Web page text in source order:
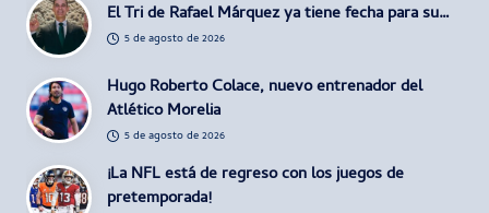
El Tri de Rafael Márquez ya tiene fecha para su…
5 de agosto de 2026
Hugo Roberto Colace, nuevo entrenador del
Atlético Morelia
5 de agosto de 2026
¡La NFL está de regreso con los juegos de
pretemporada!